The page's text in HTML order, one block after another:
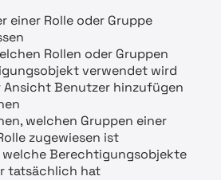
einer Rolle oder Gruppe
Rollen oder Gruppen
verwendet wird
Ansicht Benutzer hinzufügen
welchen Gruppen einer
zugewiesen ist
Berechtigungsobjekte
tatsächlich hat